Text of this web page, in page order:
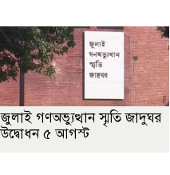
জুলাই গণঅভ্যুত্থান স্মৃতি জাদুঘর
উদ্বোধন ৫ আগস্ট